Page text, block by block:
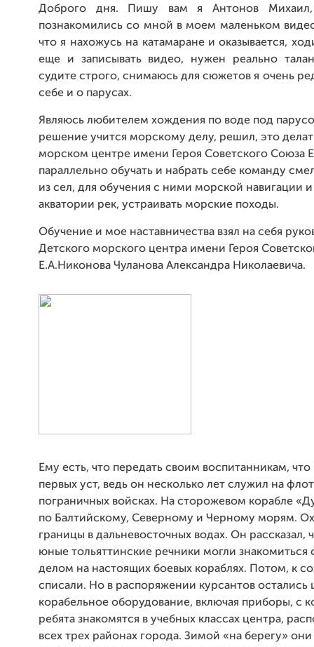
Доброго дня. Пишу вам я Антонов
познакомились со мной в моем маленьком
что я нахожусь на катамаране и оказывается,
еще и записывать видео, нужен реально
судите строго, снимаюсь для сюжетов я очень
себе и о парусах.
Являюсь любителем хождения по воде под
решение учится морскому делу, решил, это
морском центре имени Героя Советского Союза
параллельно обучать и набрать себе команду
из сел, для обучения с ними морской навигации
акватории рек, устраивать морские походы.
Обучение и мое наставничества взял на себя
Детского морского центра имени Героя
Е.А.Никонова Чуланова Александра Николаевича.
Ему есть, что передать своим воспитанникам, что
первых уст, ведь он несколько лет служил на
пограничных войсках. На сторожевом корабле
по Балтийскому, Северному и Черному морям.
границы в дальневосточных водах. Он рассказал,
юные тольяттинские речники могли
делом на настоящих боевых кораблях. Потом, к
списали. Но в распоряжении курсантов
корабельное оборудование, включая приборы, с
ребята знакомятся в учебных классах центра,
всех трех районах города. Зимой «на берегу»